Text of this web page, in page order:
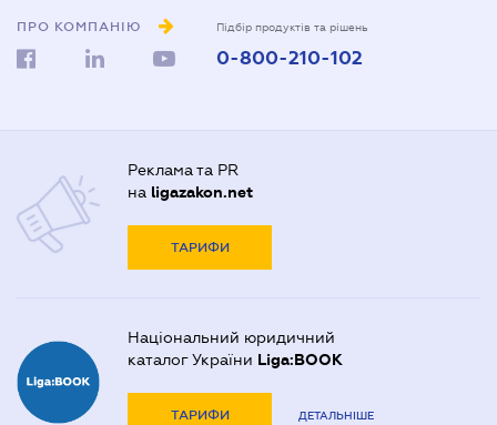
ПРО КОМПАНІЮ Підбір продуктів та рішень
0-800-210-102
Реклама та PR
на ligazakon.net
ТАРИФИ
Національний юридичний
каталог України Liga:BOOK
ТАРИФИ ДЕТАЛЬНІШЕ